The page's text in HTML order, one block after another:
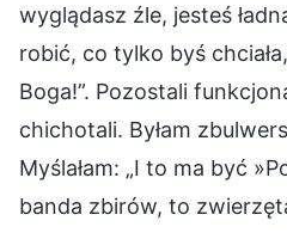
wyglądasz źle, jesteś
robić, co tylko byś
Boga!”. Pozostali
chichotali. Byłam
Myślałam: „I to ma być
banda zbirów, to